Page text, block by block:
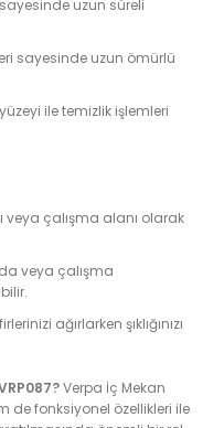
uzun süreli
sayesinde uzun ömürlü
ile temizlik işlemleri
veya çalışma alanı olarak
veya çalışma
ağırlarken şıklığınızı
Verpa İç Mekan
de fonksiyonel özellikleri ile